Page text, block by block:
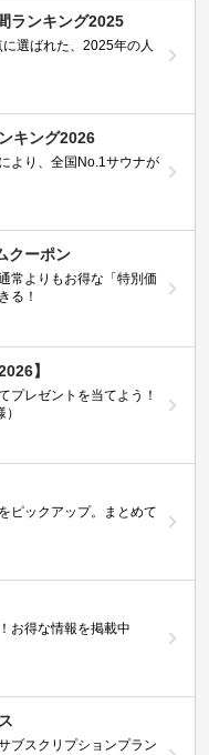
ランキング2025
選ばれた、2025年の人
キング2026
より、全国No.1サウナが
クーポン
常よりもお得な「特別価
る！
】
プレゼントを当てよう！
ピックアップ。まとめて
お得な情報を掲載中
ブスクリプションプラン